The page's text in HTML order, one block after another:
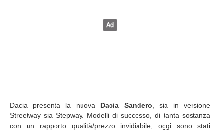
Dacia presenta la nuova Dacia Sandero , sia in versione
Streetway sia Stepway. Modelli di successo, di tanta sostanza
con un rapporto qualità/prezzo invidiabile, oggi sono stati